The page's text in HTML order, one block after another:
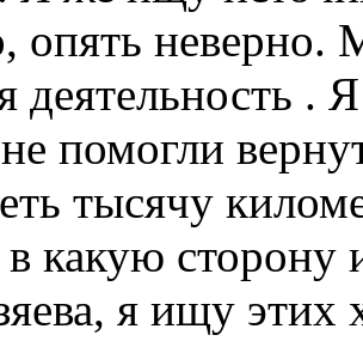
опять неверно.
деятельность .
помогли
тысячу
в какую
я ищу этих